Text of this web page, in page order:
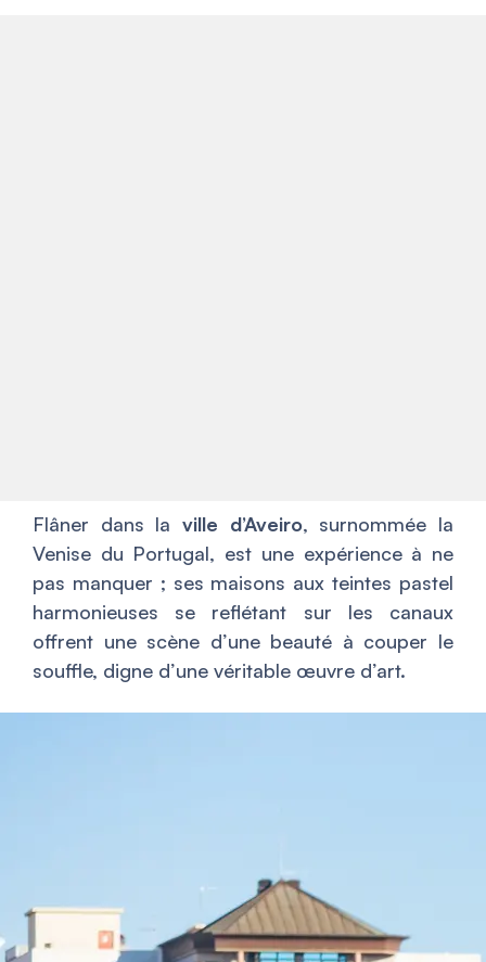
Flâner dans la ville d’Aveiro, surnommée la
Venise du Portugal, est une expérience à ne
pas manquer ; ses maisons aux teintes pastel
harmonieuses se reflétant sur les canaux
offrent une scène d’une beauté à couper le
souffle, digne d’une véritable œuvre d’art.